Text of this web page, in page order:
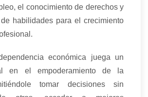
el conocimiento de derechos y
habilidades para el crecimiento
económica juega un
en el empoderamiento de la
tomar decisiones sin